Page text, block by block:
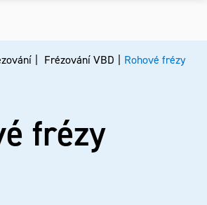
Frézování VBD Rohové frézy
frézy